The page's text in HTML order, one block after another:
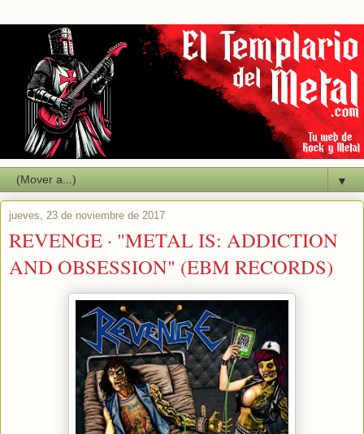
▼
jueves, 23 de noviembre de 2017
REVENGE · "METAL IS: ADDICTION
AND OBSESSION" (EBM RECORDS)